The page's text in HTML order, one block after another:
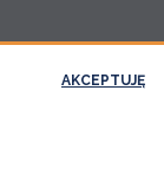
AKCEPTUJĘ